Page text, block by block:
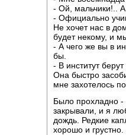
- Ой, мальчики!..
- Официально
Не хочет нас в
будет некому, и
- А чего же вы в
бы.
- В институт
Она быстро
мне захотелось
Было прохладно -
закрывали, и я
дождь. Редкие
хорошо и грустно.